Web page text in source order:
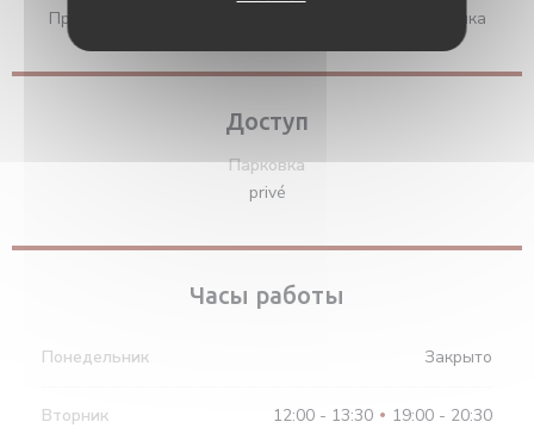
Праздничные ваучеры, проверки, Дебетовая карточка
Доступ
Парковка
privé
Часы работы
Понедельник Закрыто
Вторник 12:00 - 13:30 • 19:00 - 20:30